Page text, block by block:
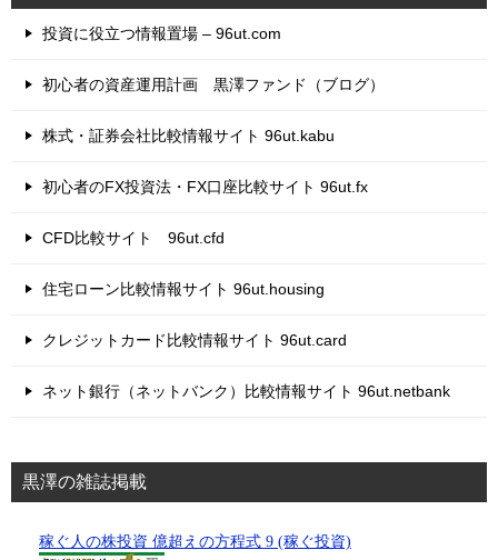
投資に役立つ情報置場 – 96ut.com
初心者の資産運用計画 黒澤ファンド（ブログ）
株式・証券会社比較情報サイト 96ut.kabu
初心者のFX投資法・FX口座比較サイト 96ut.fx
CFD比較サイト 96ut.cfd
住宅ローン比較情報サイト 96ut.housing
クレジットカード比較情報サイト 96ut.card
ネット銀行（ネットバンク）比較情報サイト 96ut.netbank
黒澤の雑誌掲載
稼ぐ人の株投資 億超えの方程式 9 (稼ぐ投資)